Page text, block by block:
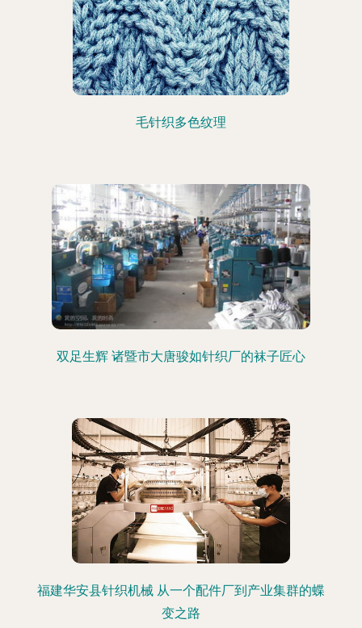
毛针织多色纹理
双足生辉 诸暨市大唐骏如针织厂的袜子匠心
福建华安县针织机械 从一个配件厂到产业集群的蝶
变之路